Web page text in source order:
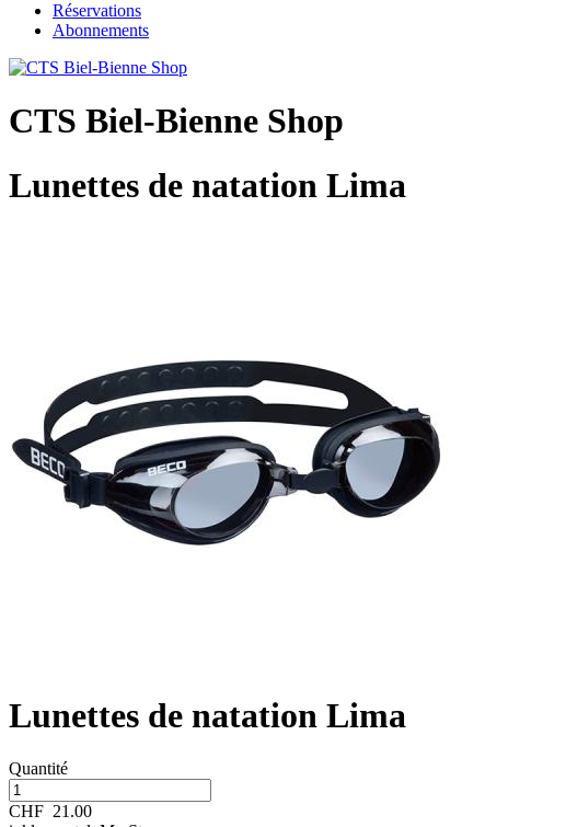
Réservations
Abonnements
CTS Biel-Bienne Shop
Lunettes de natation Lima
Lunettes de natation Lima
Quantité
CHF 21.00